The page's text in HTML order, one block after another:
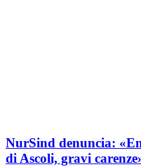
NurSind denuncia:
di Ascoli, gravi